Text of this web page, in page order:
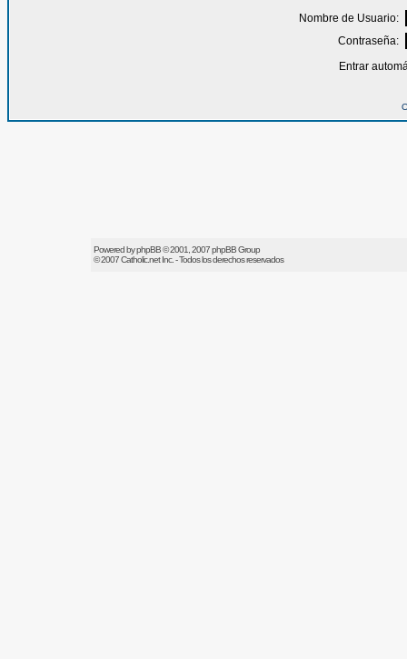
Nombre de Usuario:
Contraseña:
Entrar
Powered byphpBB© 2001, 2007 phpBB Group
© 2007Catholic.netInc. - Todos los derechos reservados